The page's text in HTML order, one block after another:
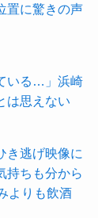
置に驚きの声
いる…」浜崎
は思えない
き逃げ映像に
持ちも分から
よりも飲酒